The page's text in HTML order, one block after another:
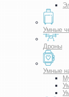
Умные
Дроны
Умные